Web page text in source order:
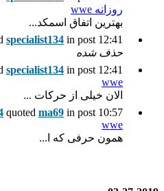
ma69quoted پست های
ma69quoted اخبار روزانه
specialist134
اخبار روزانه